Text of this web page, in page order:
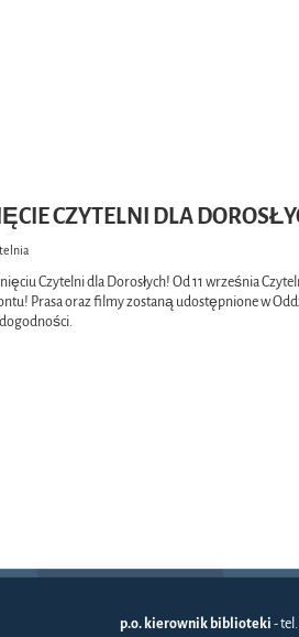
CZYTELNI DLA
Czytelni dla Dorosłych! Od 11 września
Prasa oraz filmy zostaną udostępnione w
p.o. kierownik biblioteki -